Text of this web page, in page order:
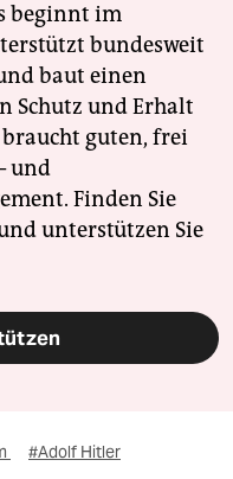
beginnt im
bundesweit
baut einen
Schutz und Erhalt
guten, frei
und
Finden Sie
unterstützen Sie
#Adolf Hitler